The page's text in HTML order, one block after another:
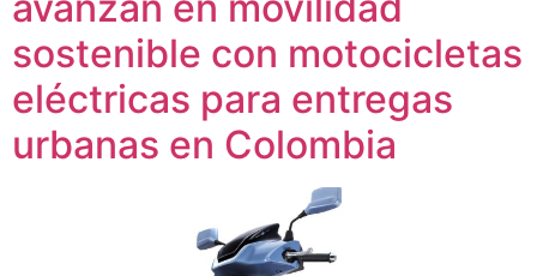
sostenible con motocicletas
eléctricas para entregas
urbanas en Colombia